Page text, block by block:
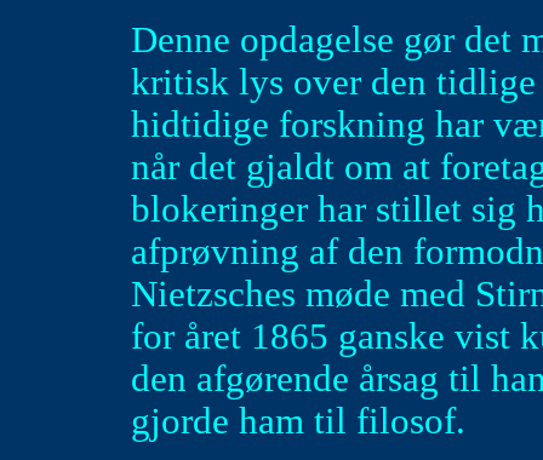
Denne opdagelse gør det
kritisk lys over den
hidtidige forskning har
når det gjaldt om at
blokeringer har stillet sig
afprøvning af den
Nietzsches møde med
for året 1865 ganske vist
den afgørende årsag til
gjorde ham til filosof.